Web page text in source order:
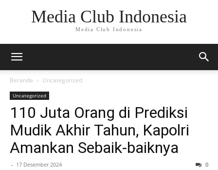
Media Club Indonesia
Media Club Indonesia
Beranda Uncategorized
Uncategorized
110 Juta Orang di Prediksi
Mudik Akhir Tahun, Kapolri
Amankan Sebaik-baiknya
- 17 Desember 2024 0